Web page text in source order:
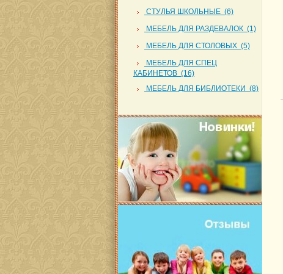
СТУЛЬЯ ШКОЛЬНЫЕ (6)
МЕБЕЛЬ ДЛЯ РАЗДЕВАЛОК (1)
МЕБЕЛЬ ДЛЯ СТОЛОВЫХ (5)
МЕБЕЛЬ ДЛЯ СПЕЦ
КАБИНЕТОВ (16)
МЕБЕЛЬ ДЛЯ БИБЛИОТЕКИ (8)